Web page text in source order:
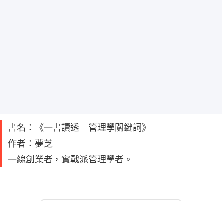
書名：《一書讀透 管理學關鍵詞》
作者：夢芝
一線創業者，實戰派管理學者。